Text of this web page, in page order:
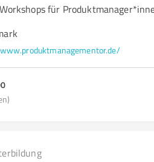
für
www.produktmanagementor.de/